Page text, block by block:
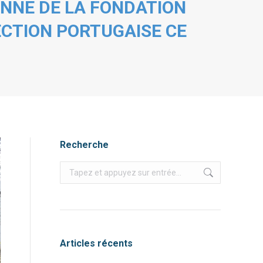
DE LA FONDATION
PORTUGAISE CE
Recherche
Recherche
:
Articles récents